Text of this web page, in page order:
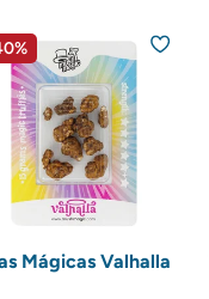
Mágicas Valhalla